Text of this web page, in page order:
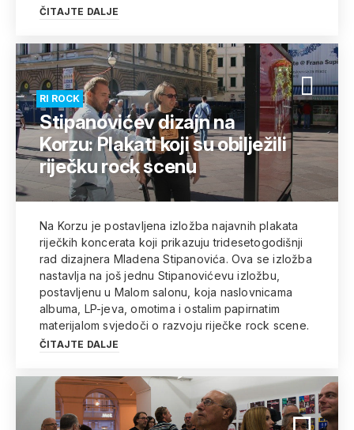
ČITAJTE DALJE
RI ROCK
Stipanovićev dizajn na
Korzu: Plakati koji su obilježili
riječku rock scenu
Na Korzu je postavljena izložba najavnih plakata
riječkih koncerata koji prikazuju tridesetogodišnji
rad dizajnera Mladena Stipanovića. Ova se izložba
nastavlja na još jednu Stipanovićevu izložbu,
postavljenu u Malom salonu, koja naslovnicama
albuma, LP-jeva, omotima i ostalim papirnatim
materijalom svjedoči o razvoju riječke rock scene.
ČITAJTE DALJE